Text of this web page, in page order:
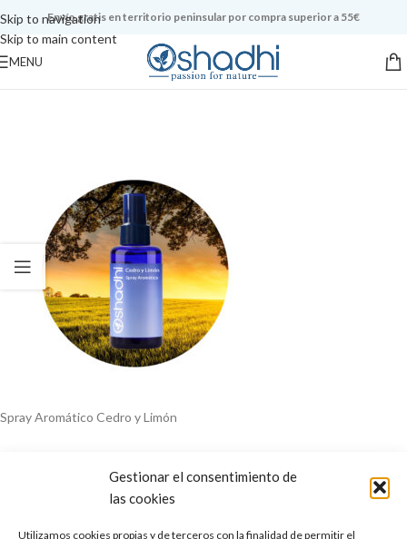
Gestionar el consentimiento de
las cookies
Utilizamos cookies propias y de terceros con la finalidad de permitir el
Skip to navigation
Skip to main content
Envío gratis en territorio peninsular por compra superior a 55€
MENU
Spray Aromático Cedro y Limón